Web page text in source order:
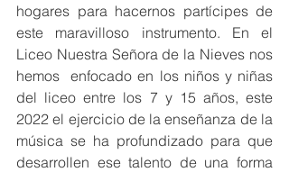
hogares para hacernos partícipes de
este maravilloso instrumento. En el
Liceo Nuestra Señora de la Nieves nos
hemos  enfocado en los niños y niñas
del liceo entre los 7 y 15 años, este
2022 el ejercicio de la enseñanza de la
música se ha profundizado para que
desarrollen ese talento de una forma